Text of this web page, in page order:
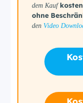
dem Kauf
ohne
den Video